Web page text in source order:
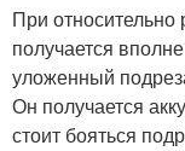
При относительно
получается
уложенный
Он получается
стоит бояться